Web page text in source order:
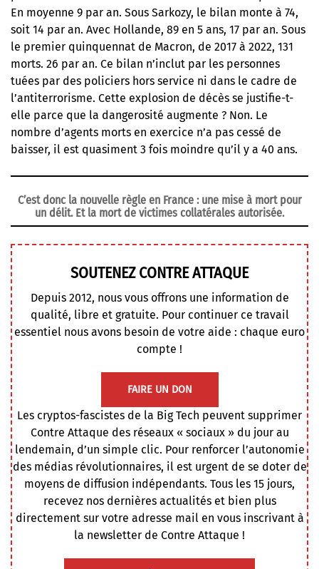
En moyenne 9 par an. Sous Sarkozy, le bilan monte à 74,
soit 14 par an. Avec Hollande, 89 en 5 ans, 17 par an. Sous
le premier quinquennat de Macron, de 2017 à 2022, 131
morts. 26 par an. Ce bilan n’inclut par les personnes
tuées par des policiers hors service ni dans le cadre de
l’antiterrorisme. Cette explosion de décès se justifie-t-
elle parce que la dangerosité augmente ? Non. Le
nombre d’agents morts en exercice n’a pas cessé de
baisser, il est quasiment 3 fois moindre qu’il y a 40 ans.
C’est donc la nouvelle règle en France : une mise à mort pour
un délit. Et la mort de victimes collatérales autorisée.
SOUTENEZ CONTRE ATTAQUE
Depuis 2012, nous vous offrons une information de
qualité, libre et gratuite. Pour continuer ce travail
essentiel nous avons besoin de votre aide : chaque euro
compte !
FAIRE UN DON
Les cryptos-fascistes de la Big Tech peuvent supprimer
Contre Attaque des réseaux « sociaux » du jour au
lendemain, d’un simple clic. Pour renforcer l’autonomie
des médias révolutionnaires, il est urgent de se doter de
moyens de diffusion indépendants. Tous les 15 jours,
recevez nos dernières actualités et bien plus
directement sur votre adresse mail en vous inscrivant à
la newsletter de Contre Attaque !